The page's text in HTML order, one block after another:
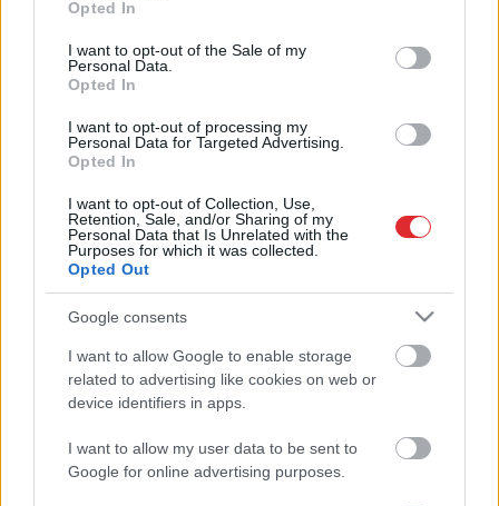
use your data for below specified purposes in below Google
consent section.
Opted In
I want to opt-out of the Sale of my
Personal Data.
Opted In
I want to opt-out of processing my
Personal Data for Targeted Advertising.
Opted In
I want to opt-out of Collection, Use,
Retention, Sale, and/or Sharing of my
Personal Data that Is Unrelated with the
Purposes for which it was collected.
Opted Out
Google consents
I want to allow Google to enable storage
related to advertising like cookies on web or
device identifiers in apps.
I want to allow my user data to be sent to
Google for online advertising purposes.
lielu politisko bumbu, kas tagad tiek
velta…”
Bruņotospēku pārtikas iepirkuma
rīkotāji apgājuši drošības prasības.
Armijas pārtikas iepirkumā
apgalvo, ka ir radies nepareizs
priekšstats par lietas apstākļiem
Rungainis par korupciju Latvijā:
Iepriekš bija centralizēta zagšana,
tagad lielzagļi demontēti un tie
iestājušies dienestos, kur iespīd
maz gaismas
Atcelt Ziņot